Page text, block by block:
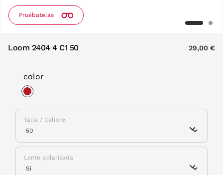
Pruébatelas
Loom 2404 4 C1 50 29,00 €
color
Talla / Calibre
Lente polarizada